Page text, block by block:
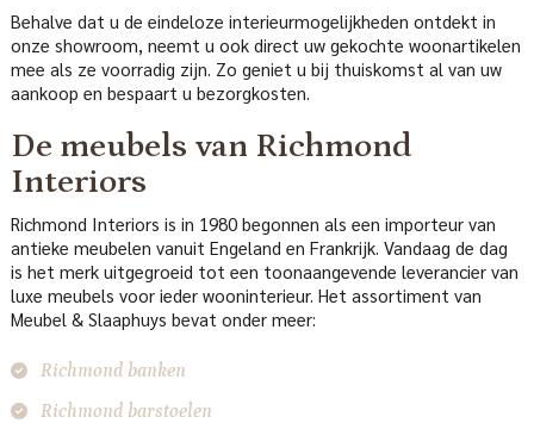
Behalve dat u de eindeloze interieurmogelijkheden ontdekt in
onze showroom, neemt u ook direct uw gekochte woonartikelen
mee als ze voorradig zijn. Zo geniet u bij thuiskomst al van uw
aankoop en bespaart u bezorgkosten.
De meubels van Richmond
Interiors
Richmond Interiors is in 1980 begonnen als een importeur van
antieke meubelen vanuit Engeland en Frankrijk. Vandaag de dag
is het merk uitgegroeid tot een toonaangevende leverancier van
luxe meubels voor ieder wooninterieur. Het assortiment van
Meubel & Slaaphuys bevat onder meer:
Richmond banken
Richmond barstoelen